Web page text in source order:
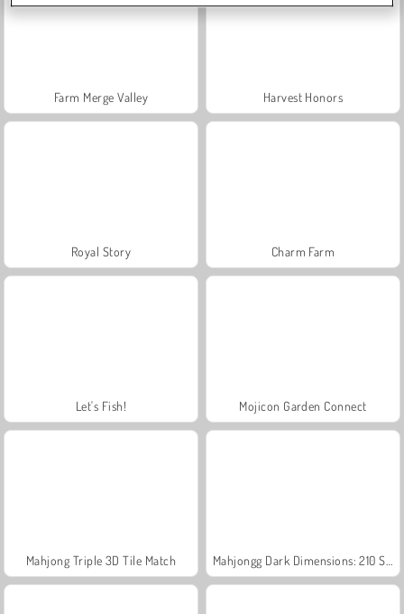
Farm Merge Valley Harvest Honors
Royal Story Charm Farm
Let's Fish! Mojicon Garden Connect
Mahjong Triple 3D Tile Match